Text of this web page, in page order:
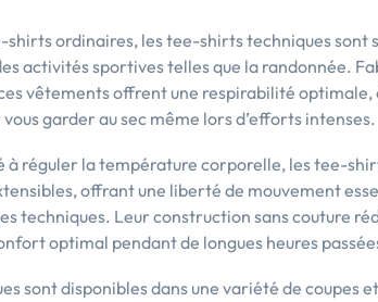
ordinaires, les tee-shirts techniques sont
activités sportives telles que la randonnée.
vêtements offrent une respirabilité
garder au sec même lors d’efforts intenses.
à réguler la température corporelle, les tee-
offrant une liberté de mouvement
techniques. Leur construction sans couture
optimal pendant de longues heures
sont disponibles dans une variété de coupes